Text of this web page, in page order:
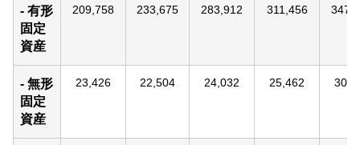
- 有形
固定
資産
209,758 233,675 283,912 311,456
- 無形
固定
資産
23,426 22,504 24,032 25,462